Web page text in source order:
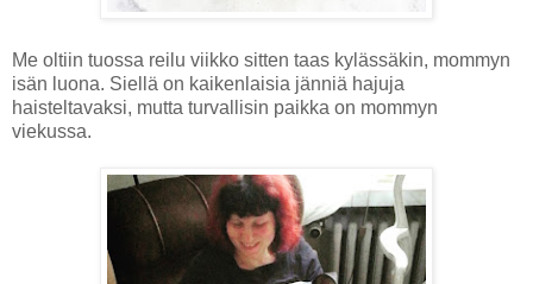
Me oltiin tuossa reilu viikko sitten taas kylässäkin, mommyn
isän luona. Siellä on kaikenlaisia jänniä hajuja
haisteltavaksi, mutta turvallisin paikka on mommyn
viekussa.